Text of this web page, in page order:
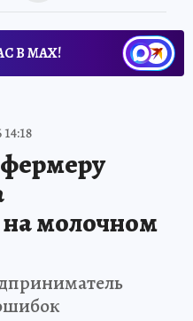
В МАХ!
молочном